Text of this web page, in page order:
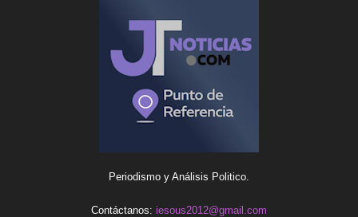
Periodismo y Análisis Politico.
Contáctanos: iesous2012@gmail.com